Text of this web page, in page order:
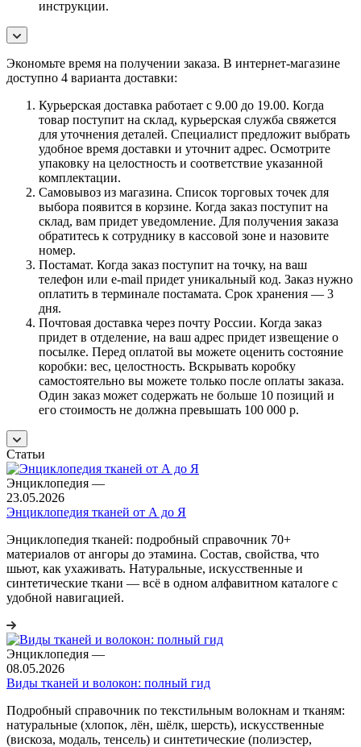
инструкции.
Экономьте время на получении заказа. В интернет-магазине
доступно 4 варианта доставки:
Курьерская доставка работает с 9.00 до 19.00. Когда
товар поступит на склад, курьерская служба свяжется
для уточнения деталей. Специалист предложит выбрать
удобное время доставки и уточнит адрес. Осмотрите
упаковку на целостность и соответствие указанной
комплектации.
Самовывоз из магазина. Список торговых точек для
выбора появится в корзине. Когда заказ поступит на
склад, вам придет уведомление. Для получения заказа
обратитесь к сотруднику в кассовой зоне и назовите
номер.
Постамат. Когда заказ поступит на точку, на ваш
телефон или e-mail придет уникальный код. Заказ нужно
оплатить в терминале постамата. Срок хранения — 3
дня.
Почтовая доставка через почту России. Когда заказ
придет в отделение, на ваш адрес придет извещение о
посылке. Перед оплатой вы можете оценить состояние
коробки: вес, целостность. Вскрывать коробку
самостоятельно вы можете только после оплаты заказа.
Один заказ может содержать не больше 10 позиций и
его стоимость не должна превышать 100 000 р.
Статьи
Энциклопедия —
23.05.2026
Энциклопедия тканей от А до Я
Энциклопедия тканей: подробный справочник 70+
материалов от ангоры до этамина. Состав, свойства, что
шьют, как ухаживать. Натуральные, искусственные и
синтетические ткани — всё в одном алфавитном каталоге с
удобной навигацией.
Энциклопедия —
08.05.2026
Виды тканей и волокон: полный гид
Подробный справочник по текстильным волокнам и тканям:
натуральные (хлопок, лён, шёлк, шерсть), искусственные
(вискоза, модаль, тенсель) и синтетические (полиэстер,